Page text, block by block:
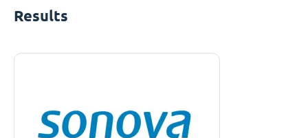
Results